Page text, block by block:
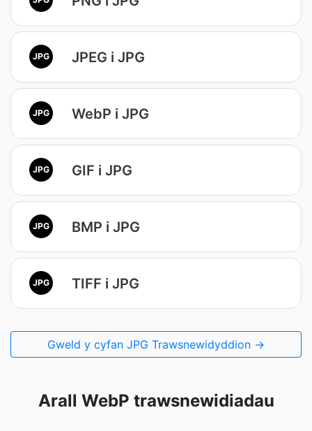
JPG JPEG i JPG
JPG WebP i JPG
JPG GIF i JPG
JPG BMP i JPG
JPG TIFF i JPG
Gweld y cyfan JPG Trawsnewidyddion →
Arall WebP trawsnewidiadau